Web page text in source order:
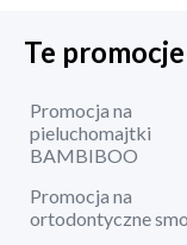
Te
Promocja na
pieluchomajtki
BAMBIBOO
Promocja na
ortodontyczne